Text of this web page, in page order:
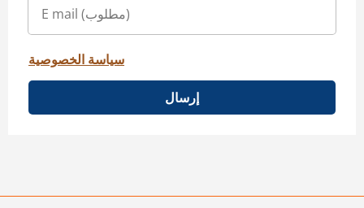
سياسة الخصوصية
إرسال